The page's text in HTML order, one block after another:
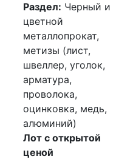
Раздел: Черный и
цветной
металлопрокат,
метизы (лист,
швеллер, уголок,
арматура,
проволока,
оцинковка, медь,
алюминий)
Лот с открытой
ценой